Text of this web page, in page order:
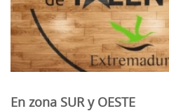
En zona SUR y OESTE